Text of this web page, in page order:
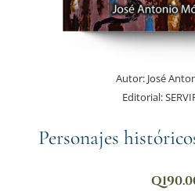
Autor: José
Editorial:
Personajes
Q